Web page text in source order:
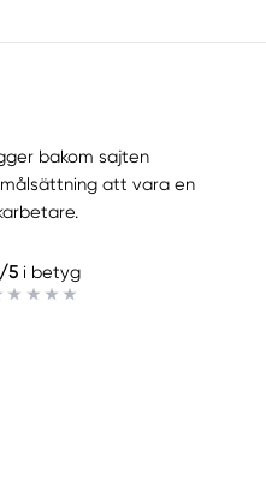
bakom sajten
att vara en
5i betyg